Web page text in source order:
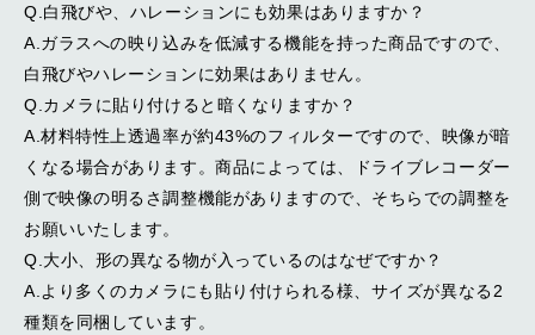
Q.白飛びや、ハレーションにも効果はありますか？
A.ガラスへの映り込みを低減する機能を持った商品ですので、
白飛びやハレーションに効果はありません。
Q.カメラに貼り付けると暗くなりますか？
A.材料特性上透過率が約43%のフィルターですので、映像が暗
くなる場合があります。商品によっては、ドライブレコーダー
側で映像の明るさ調整機能がありますので、そちらでの調整を
お願いいたします。
Q.大小、形の異なる物が入っているのはなぜですか？
A.より多くのカメラにも貼り付けられる様、サイズが異なる2
種類を同梱しています。